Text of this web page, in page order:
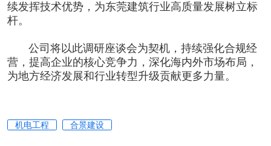
续发挥技术优势，为东莞建筑行业高质量发展树立标
杆。
公司将以此调研座谈会为契机，持续强化合规经
营，提高企业的核心竞争力，深化海内外市场布局，
为地方经济发展和行业转型升级贡献更多力量。
机电工程 合景建设